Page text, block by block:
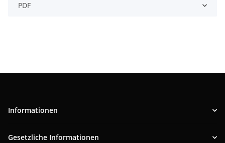
PDF
Informationen
Gesetzliche Informationen